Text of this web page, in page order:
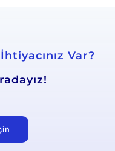
Var?